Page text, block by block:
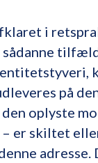
i
på
den oplyste
er skiltet
adresse.